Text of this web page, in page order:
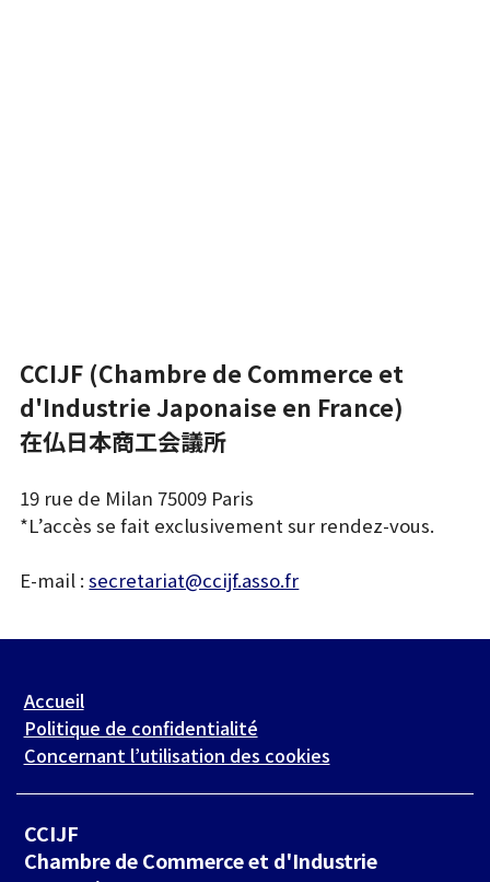
CCIJF (Chambre de Commerce et
d'Industrie Japonaise en France)
在仏日本商工会議所
19 rue de Milan 75009 Paris
*L’accès se fait exclusivement sur rendez-vous.
E-mail :secretariat@ccijf.asso.fr
Accueil
Politique de confidentialité
Concernant l’utilisation des cookies
CCIJF
Chambre de Commerce et d'Industrie